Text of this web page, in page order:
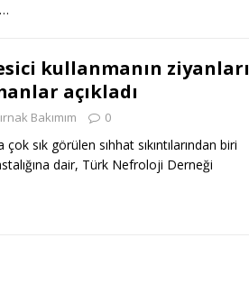
kullanmanın ziyanları
açıkladı
Bakımım 0
sık görülen sıhhat sıkıntılarından biri
dair, Türk Nefroloji Derneği